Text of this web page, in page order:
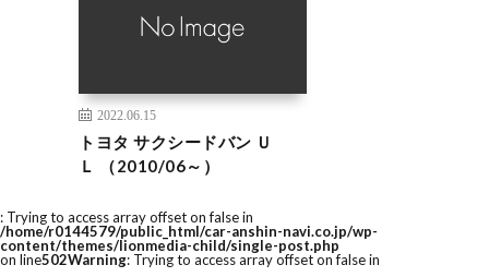
2022.06.15
トヨタ サクシードバン Ｕ
Ｌ （2010/06～）
: Trying to access array offset on false in
/home/r0144579/public_html/car-anshin-navi.co.jp/wp-
content/themes/lionmedia-child/single-post.php
on line502Warning: Trying to access array offset on false in